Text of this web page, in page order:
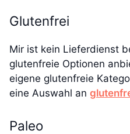
Glutenfrei
Mir ist kein Lieferdienst
glutenfreie Optionen
eigene glutenfreie
eine Auswahl an
Paleo